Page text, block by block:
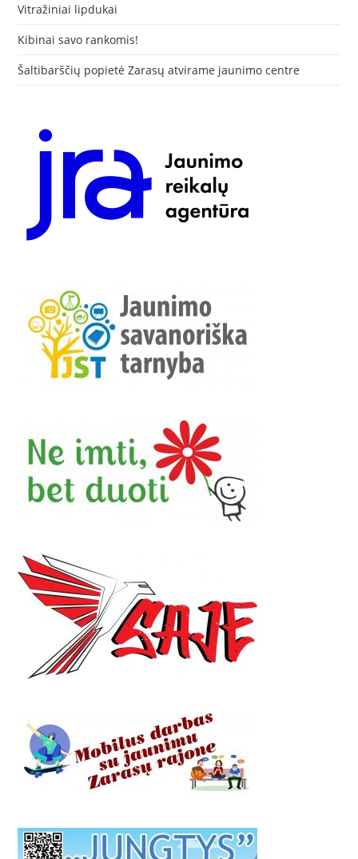
Vitražiniai lipdukai
Kibinai savo rankomis!
Šaltibarščių popietė Zarasų atvirame jaunimo centre